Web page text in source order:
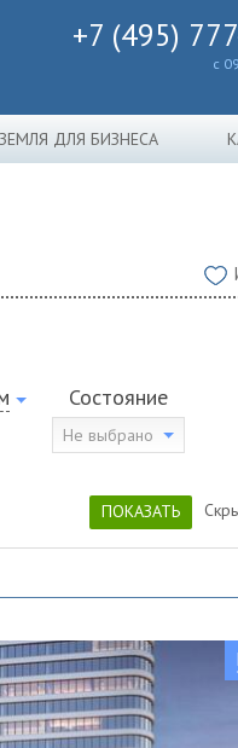
+7 (495)
с
ЗЕМЛЯ ДЛЯ БИЗНЕСА
Состояние
Не выбрано
ПОКАЗАТЬ